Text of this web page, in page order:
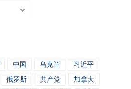
中国 乌克兰
习近平
俄罗斯 共产党
加拿大